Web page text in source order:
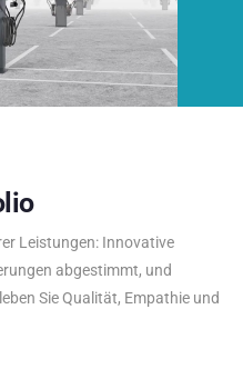
Leistungen: Innovative
abgestimmt, und
Sie Qualität, Empathie und